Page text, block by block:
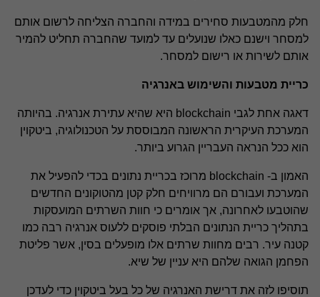
חלק מהמטבעות סחירים במידה והחברה הצליחה לרשום אותם
למסחר וישנם כאלו שנועלים עד למועד שהחברה תחליט להמיר
אותם לשירות או רישום למסחר.
כריית מטבעות והשימוש באנרגיה
דאגה אחת לגבי blockchain היא שהיא עתירת אנרגיה. בהיותה
המערכת העיקרית הראשונה המבוססת על הטכנולוגיה, ביטקוין
הוא ככל הנראה העבריין הגרוע ביותר.
האמון ב- blockchain מרוכז בכריית נתונים בכדי להפעיל את
המערכת ועבורם הם מרוויחים חלק קטן מהטוקונים החדשים
שהוטבעו לאחרונה, אך אומרים כי חוות השרתים המועסקות
בתהליך כריית הנתונים הבלתי פוסקים ללעוס אנרגיה רבה כמו
קטנה עיר. רבים מחוות שרתים אלו מופעלים בסין, אשר פליטת
הפחמן הגואה שלהם היא עניין של שיא.
תוסיפו לזה את דרישת האנרגיה של כל בעל ביטקוין כדי לעדכן